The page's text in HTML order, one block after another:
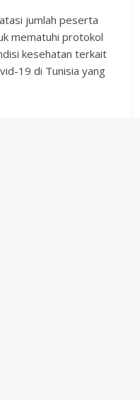
jumlah peserta
mematuhi protokol
kesehatan terkait
19 di Tunisia yang